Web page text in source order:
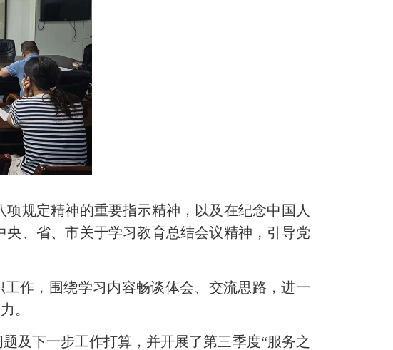
规定精神的重要指示精神，以及在纪念中国人
、省、市关于学习教育总结会议精神，引导党
作，围绕学习内容畅谈体会、交流思路，进一
。
下一步工作打算，并开展了第三季度“服务之